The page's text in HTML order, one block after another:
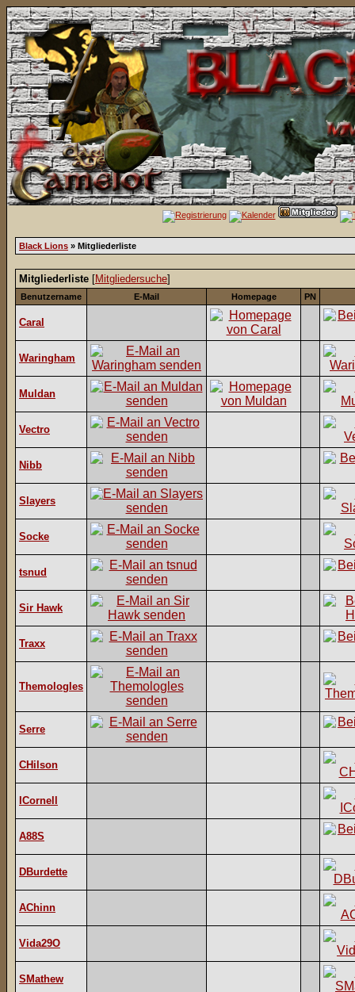
Black Lions » Mitgliederliste
Mitgliederliste [Mitgliedersuche]
Benutzername E-Mail Homepage PN
Caral
Waringham
Muldan
Vectro
Nibb
Slayers
Socke
tsnud
Sir Hawk
Traxx
Themologles
Serre
CHilson
ICornell
A88S
DBurdette
AChinn
Vida29O
SMathew